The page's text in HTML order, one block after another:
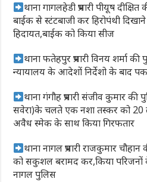
थाना गागलहेडी प्रभारी पीयूष
बाईक से स्टंटबाजी कर हिरोपंथी
हिदायत,बाईक को किया सीज
थाना फतेहपुर प्रभारी विनय शर्मा
न्यायालय के आदेशों निर्देशो के बाद
थाना गंगौह प्रभारी संजीव कुमार
सवेरा)के चलते एक नशा तस्कर को 20
अवैध स्मेक के साथ किया गिरफतार
थाना नागल प्रभारी राजकुमार
को सकुशल बरामद कर,किया परिजनों
नागल पुलिस